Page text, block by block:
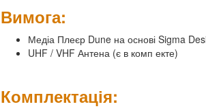
Вимога:
Медіа Плеєр Dune на основі Sigma
UHF / VHF Антена (є в комп екте)
Комплектація: